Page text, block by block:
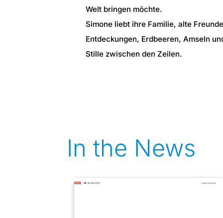
Welt bringen möchte.
Simone liebt ihre Familie, alte
Entdeckungen, Erdbeeren, Amseln
Stille zwischen den Zeilen.
In the News